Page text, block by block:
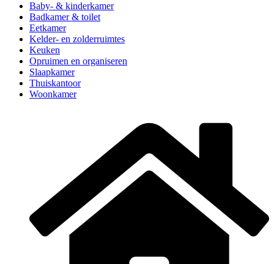
Baby- & kinderkamer
Badkamer & toilet
Eetkamer
Kelder- en zolderruimtes
Keuken
Opruimen en organiseren
Slaapkamer
Thuiskantoor
Woonkamer